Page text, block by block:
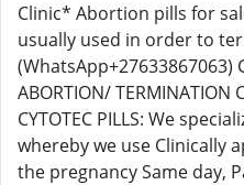
Clinic* Abortion pills for
usually used in order to
(WhatsApp+27633867063)
ABORTION/ TERMINATION
CYTOTEC PILLS: We
whereby we use Clinically
the pregnancy Same day,